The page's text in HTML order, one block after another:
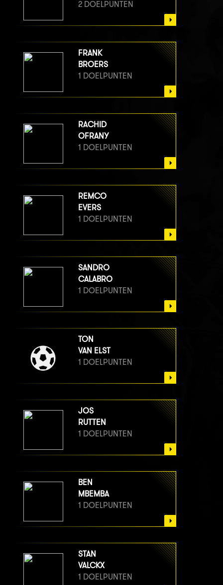
2 DOELPUNTEN
FRANK
BROERS
1 DOELPUNTEN
RACHID
OFRANY
1 DOELPUNTEN
REMCO
EVERS
1 DOELPUNTEN
SANDRO
CALABRO
1 DOELPUNTEN
TON
VAN ELST
1 DOELPUNTEN
JOS
RUTTEN
1 DOELPUNTEN
BEN
MBEMBA
1 DOELPUNTEN
STAN
VALCKX
1 DOELPUNTEN